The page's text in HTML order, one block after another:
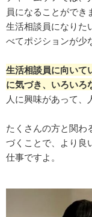
員になることができ
生活相談員になりた
べてポジションが少
生活相談員に向いて
に気づき、いろいろ
人に興味があって、
たくさんの方と関わ
づくことで、より良
仕事ですよ。